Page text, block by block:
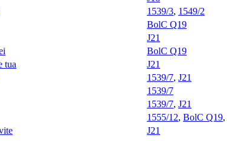
1539/3, 1549/2
BolC Q19
J21
BolC Q19
tua
J21
1539/7, J21
1539/7
1539/7, J21
1555/12, BolC Q19,
J21